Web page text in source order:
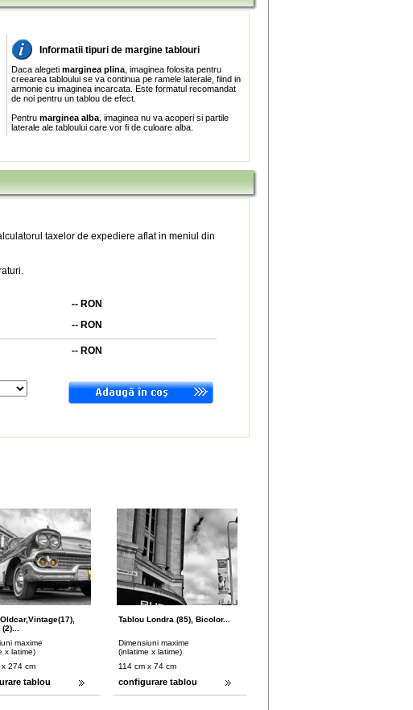
Informatii tipuri de margine tablouri
Daca alegeti marginea plina , imaginea folosita pentru
creearea tabloului se va continua pe ramele laterale, fiind in
armonie cu imaginea incarcata. Este formatul recomandat
de noi pentru un tablou de efect.
Pentru marginea alba , imaginea nu va acoperi si partile
laterale ale tabloului care vor fi de culoare alba.
taxelor de expediere aflat in meniul din
-- RON
-- RON
-- RON
maxime
x latime)
x 274 cm
tablou
Tablou Londra (85), Bicolor...
Dimensiuni maxime
(inlatime x latime)
114 cm x 74 cm
configurare tablou